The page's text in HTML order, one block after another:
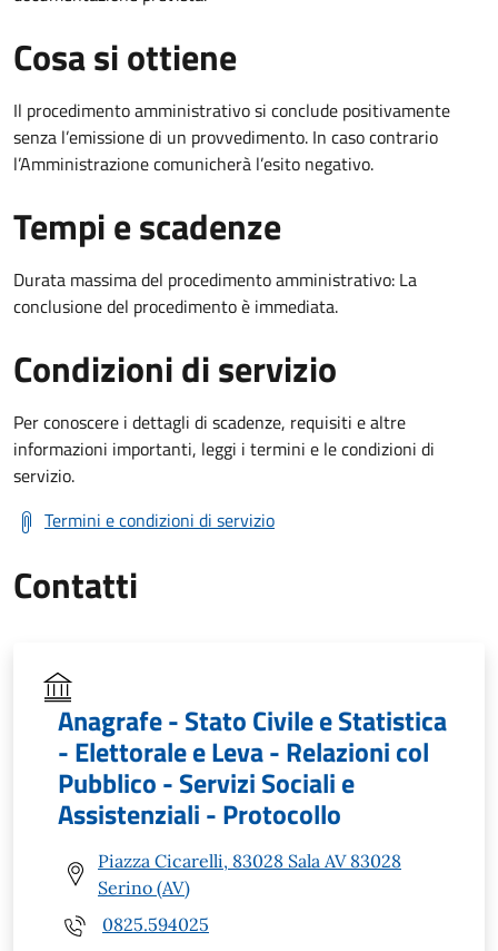
Cosa si ottiene
Il procedimento amministrativo si conclude positivamente
senza l’emissione di un provvedimento. In caso contrario
l’Amministrazione comunicherà l’esito negativo.
Tempi e scadenze
Durata massima del procedimento amministrativo: La
conclusione del procedimento è immediata.
Condizioni di servizio
Per conoscere i dettagli di scadenze, requisiti e altre
informazioni importanti, leggi i termini e le condizioni di
servizio.
Termini e condizioni di servizio
Contatti
Anagrafe - Stato Civile e Statistica
- Elettorale e Leva - Relazioni col
Pubblico - Servizi Sociali e
Assistenziali - Protocollo
Piazza Cicarelli, 83028 Sala AV 83028
Serino (AV)
0825.594025